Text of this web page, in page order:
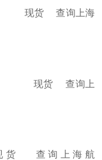
现货 查询上海
现货 查询上
查询上海航